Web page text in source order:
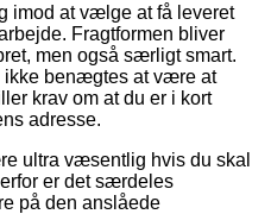
imod at vælge at få leveret
Fragtformen bliver
men også særligt smart.
ikke benægtes at være at
krav om at du er i kort
adresse.
ultra væsentlig hvis du skal
er det særdeles
på den anslåede